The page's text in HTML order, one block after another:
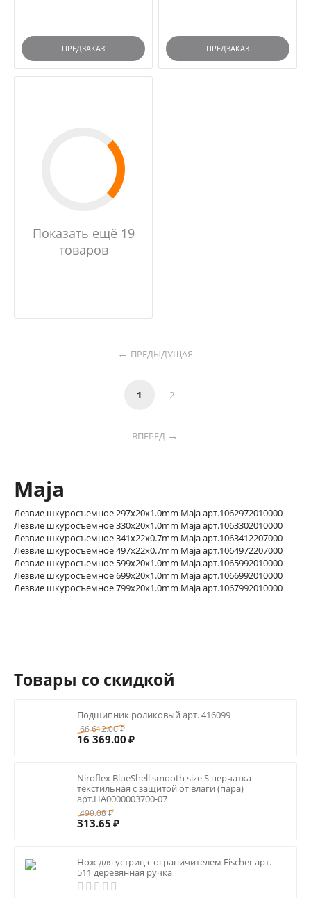
ПРЕДЗАКАЗ ПРЕДЗАКАЗ
Показать ещё 19
товаров
ПРЕДЫДУЩАЯ
1 2
ВПЕРЕД
Maja
Лезвие шкуросъемное 297x20x1.0mm Maja арт.1062972010000
Лезвие шкуросъемное 330x20x1.0mm Maja арт.1063302010000
Лезвие шкуросъемное 341x22x0.7mm Maja арт.1063412207000
Лезвие шкуросъемное 497x22x0.7mm Maja арт.1064972207000
Лезвие шкуросъемное 599x20x1.0mm Maja арт.1065992010000
Лезвие шкуросъемное 699x20x1.0mm Maja арт.1066992010000
Лезвие шкуросъемное 799x20x1.0mm Maja арт.1067992010000
Товары со скидкой
Подшипник роликовый арт. 416099
66 612.00 ₽
16 369.00 ₽
Niroflex BlueShell smooth size S перчатка
текстильная с защитой от влаги (пара)
арт.HA0000003700-07
490.08 ₽
313.65 ₽
Нож для устриц с ограничителем Fisсher арт.
511 деревянная ручка